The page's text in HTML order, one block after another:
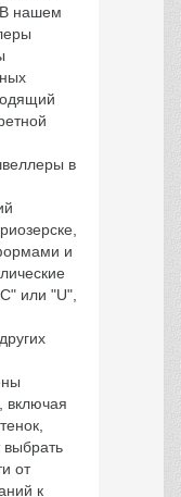
В нашем
в
и
или "U",
включая
от
к